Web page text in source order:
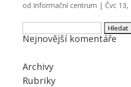
od Informační centrum | Čvc 13,
Vyhledávání
Nejnovější komentáře
Archivy
Rubriky